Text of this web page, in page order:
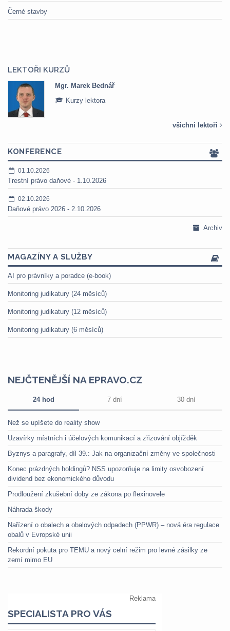
Černé stavby
LEKTOŘI KURZŮ
Mgr. Marek Bednář
Kurzy lektora
všichni lektoři
KONFERENCE
01.10.2026
Trestní právo daňové - 1.10.2026
02.10.2026
Daňové právo 2026 - 2.10.2026
Archiv
MAGAZÍNY A SLUŽBY
AI pro právníky a poradce (e-book)
Monitoring judikatury (24 měsíců)
Monitoring judikatury (12 měsíců)
Monitoring judikatury (6 měsíců)
NEJČTENĚJŠÍ NA EPRAVO.CZ
24 hod 7 dní 30 dní
Než se upíšete do reality show
Uzavírky místních i účelových komunikací a zřizování objížděk
Byznys a paragrafy, díl 39.: Jak na organizační změny ve společnosti
Konec prázdných holdingů? NSS upozorňuje na limity osvobození
dividend bez ekonomického důvodu
Prodloužení zkušební doby ze zákona po flexinovele
Náhrada škody
Nařízení o obalech a obalových odpadech (PPWR) – nová éra regulace
obalů v Evropské unii
Rekordní pokuta pro TEMU a nový celní režim pro levné zásilky ze
zemí mimo EU